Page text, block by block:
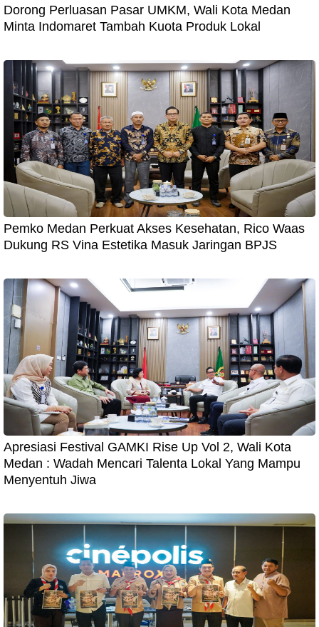
Dorong Perluasan Pasar UMKM, Wali Kota Medan
Minta Indomaret Tambah Kuota Produk Lokal
Pemko Medan Perkuat Akses Kesehatan, Rico Waas
Dukung RS Vina Estetika Masuk Jaringan BPJS
Apresiasi Festival GAMKI Rise Up Vol 2, Wali Kota
Medan : Wadah Mencari Talenta Lokal Yang Mampu
Menyentuh Jiwa